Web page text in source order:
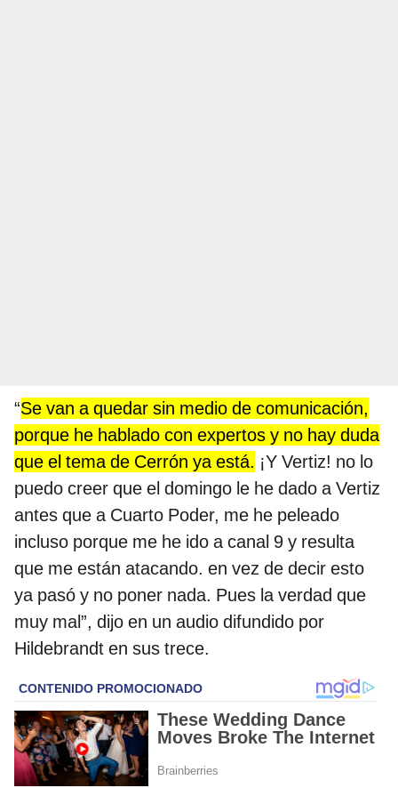
“Se van a quedar sin medio de comunicación,
porque he hablado con expertos y no hay duda
que el tema de Cerrón ya está. ¡Y Vertiz! no lo
puedo creer que el domingo le he dado a Vertiz
antes que a Cuarto Poder, me he peleado
incluso porque me he ido a canal 9 y resulta
que me están atacando. en vez de decir esto
ya pasó y no poner nada. Pues la verdad que
muy mal”, dijo en un audio difundido por
Hildebrandt en sus trece.